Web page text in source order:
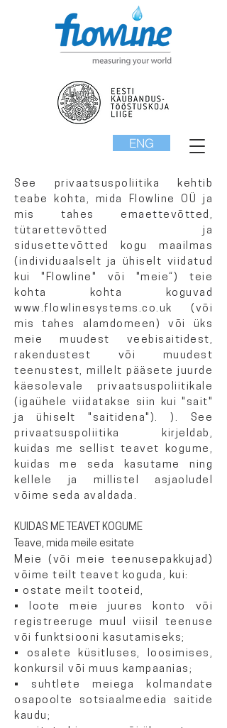
ENG
See privaatsuspoliitika kehtib
teabe kohta, mida Flowline OÜ ja
mis tahes emaettevõtted,
tütarettevõtted ja
sidusettevõtted kogu maailmas
(individuaalselt ja ühiselt viidatud
kui "Flowline" või "meie“) teie
kohta kohta koguvad
www.flowlinesystems.co.uk (või
mis tahes alamdomeen) või üks
meie muudest veebisaitidest,
rakendustest või muudest
teenustest, millelt pääsete juurde
käesolevale privaatsuspoliitikale
(igaühele viidatakse siin kui "sait"
ja ühiselt "saitidena"). ). See
privaatsuspoliitika kirjeldab,
kuidas me sellist teavet kogume,
kuidas me seda kasutame ning
kellele ja millistel asjaoludel
võime seda avaldada.
KUIDAS ME TEAVET KOGUME
Teave, mida meile esitate
Meie (või meie teenusepakkujad)
võime teilt teavet koguda, kui:
• ostate meilt tooteid,
• loote meie juures konto või
registreeruge muul viisil teenuse
või funktsiooni kasutamiseks;
• osalete küsitluses, loosimises,
konkursil või muus kampaanias;
• suhtlete meiega kolmandate
osapoolte sotsiaalmeedia saitide
kaudu;